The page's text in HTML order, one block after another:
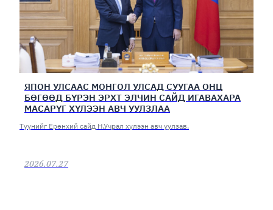
ЯПОН УЛСААС МОНГОЛ УЛСАД СУУГАА ОНЦ
БӨГӨӨД БҮРЭН ЭРХТ ЭЛЧИН САЙД ИГАВАХАРА
МАСАРҮГ ХҮЛЭЭН АВЧ УУЛЗЛАА
Түүнийг Ерөнхий сайд Н.Учрал хүлээн авч уулзав.
2026.07.27